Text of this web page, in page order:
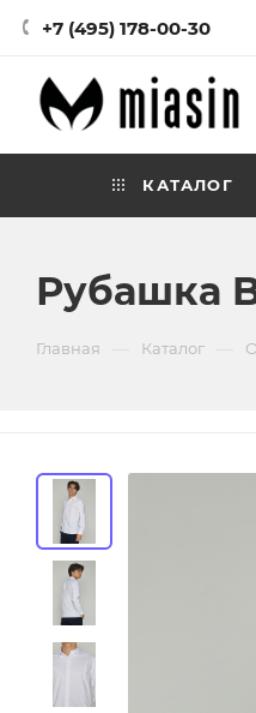
+7 (495) 178-00-30
КАТАЛОГ
Рубашка
Главная Каталог